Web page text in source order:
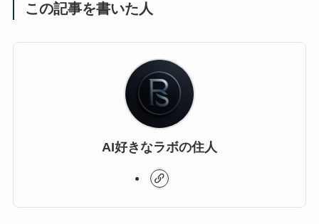
この記事を書いた人
AI好きなラボの住人